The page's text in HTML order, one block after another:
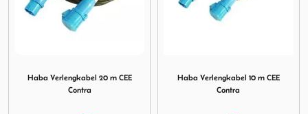
Haba Verlengkabel 20 m CEE
Contra
Haba Verlengkabel 10 m CEE
Contra